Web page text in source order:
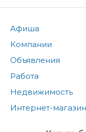
Афиша
Компании
Объявления
Работа
Недвижимость
Интернет-магазин